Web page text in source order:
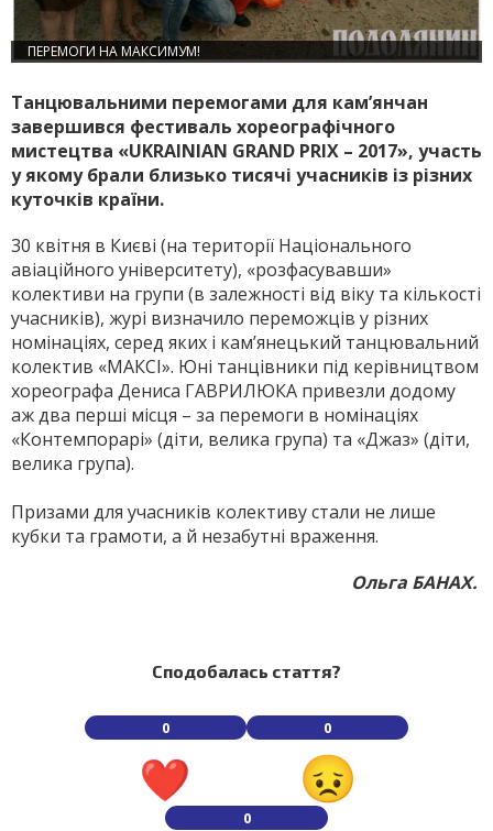
ПЕРЕМОГИ НА МАКСИМУМ!
Танцювальними перемогами для кам’янчан
завершився фестиваль хореографічного
мистецтва «UKRAINIAN GRAND PRIX – 2017», участь
у якому брали близько тисячі учасників із різних
куточків країни.
30 квітня в Києві (на території Національного
авіаційного університету), «розфасувавши»
колективи на групи (в залежності від віку та кількості
учасників), журі визначило переможців у різних
номінаціях, серед яких і кам’янецький танцювальний
колектив «МАКСІ». Юні танцівники під керівництвом
хореографа Дениса ГАВРИЛЮКА привезли додому
аж два перші місця – за перемоги в номінаціях
«Контемпорарі» (діти, велика група) та «Джаз» (діти,
велика група).
Призами для учасників колективу стали не лише
кубки та грамоти, а й незабутні враження.
Ольга БАНАХ.
Сподобалась стаття?
0 0
0